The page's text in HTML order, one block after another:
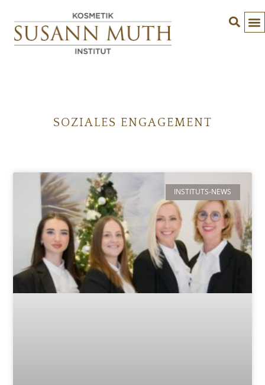
SOZIALES ENGAGEMENT
INSTITUTS-NEWS